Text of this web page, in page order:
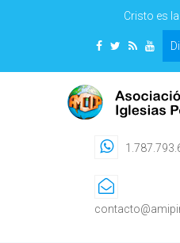
Cristo es